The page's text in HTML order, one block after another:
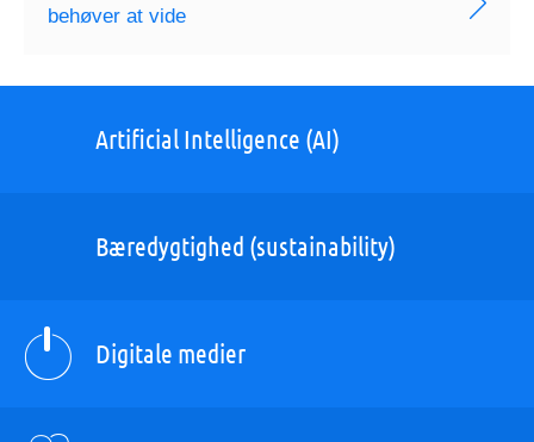
behøver at vide
Artificial Intelligence (AI)
Bæredygtighed (sustainability)
Digitale medier